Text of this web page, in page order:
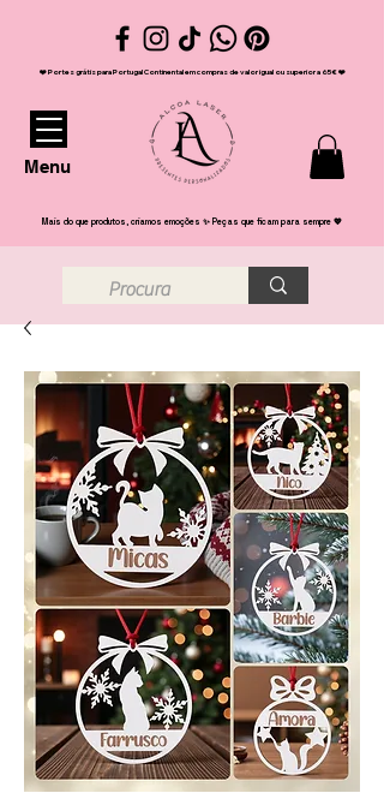
❤️ Portes grátis para Portugal Continental em compras de valor igual ou superior a 65€ ❤️
Menu
Mais do que produtos, criamos emoções ✨ Peças que ficam para sempre 💖